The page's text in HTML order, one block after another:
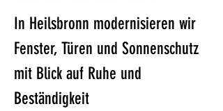
In Heilsbronn modernisieren wir
Fenster, Türen und Sonnenschutz
mit Blick auf Ruhe und
Beständigkeit